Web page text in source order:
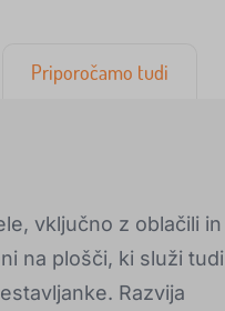
Priporočamo tudi
vključno z oblačili in
na plošči, ki služi tudi
Razvija